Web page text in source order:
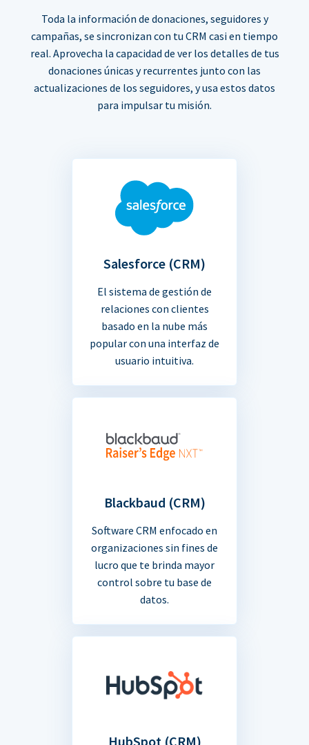
Toda la información de donaciones, seguidores y
campañas, se sincronizan con tu CRM casi en tiempo
real. Aprovecha la capacidad de ver los detalles de tus
donaciones únicas y recurrentes junto con las
actualizaciones de los seguidores, y usa estos datos
para impulsar tu misión.
Salesforce (CRM)
El sistema de gestión de
relaciones con clientes
basado en la nube más
popular con una interfaz de
usuario intuitiva.
Blackbaud (CRM)
Software CRM enfocado en
organizaciones sin fines de
lucro que te brinda mayor
control sobre tu base de
datos.
HubSpot (CRM)